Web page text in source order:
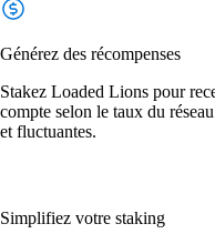
Générez des récompenses
Stakez Loaded Lions pour
compte selon le taux du
et fluctuantes.
Simplifiez votre staking